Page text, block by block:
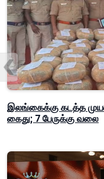
இலங்கைக்கு கடத்த
கைது; 7 பேருக்கு வலை